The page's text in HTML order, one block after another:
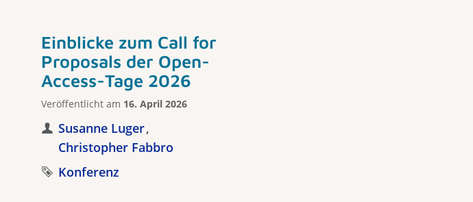
Einblicke zum Call for
Proposals der Open-
Access-Tage 2026
Veröffentlicht am 16. April 2026
Susanne Luger
Christopher Fabbro
Konferenz